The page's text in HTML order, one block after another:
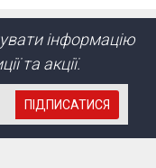
інформацію
та акції.
ПІДПИСАТИСЯ